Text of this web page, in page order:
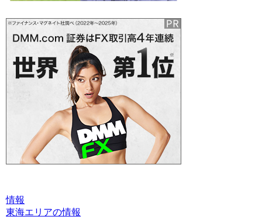
情報
東海エリアの情報